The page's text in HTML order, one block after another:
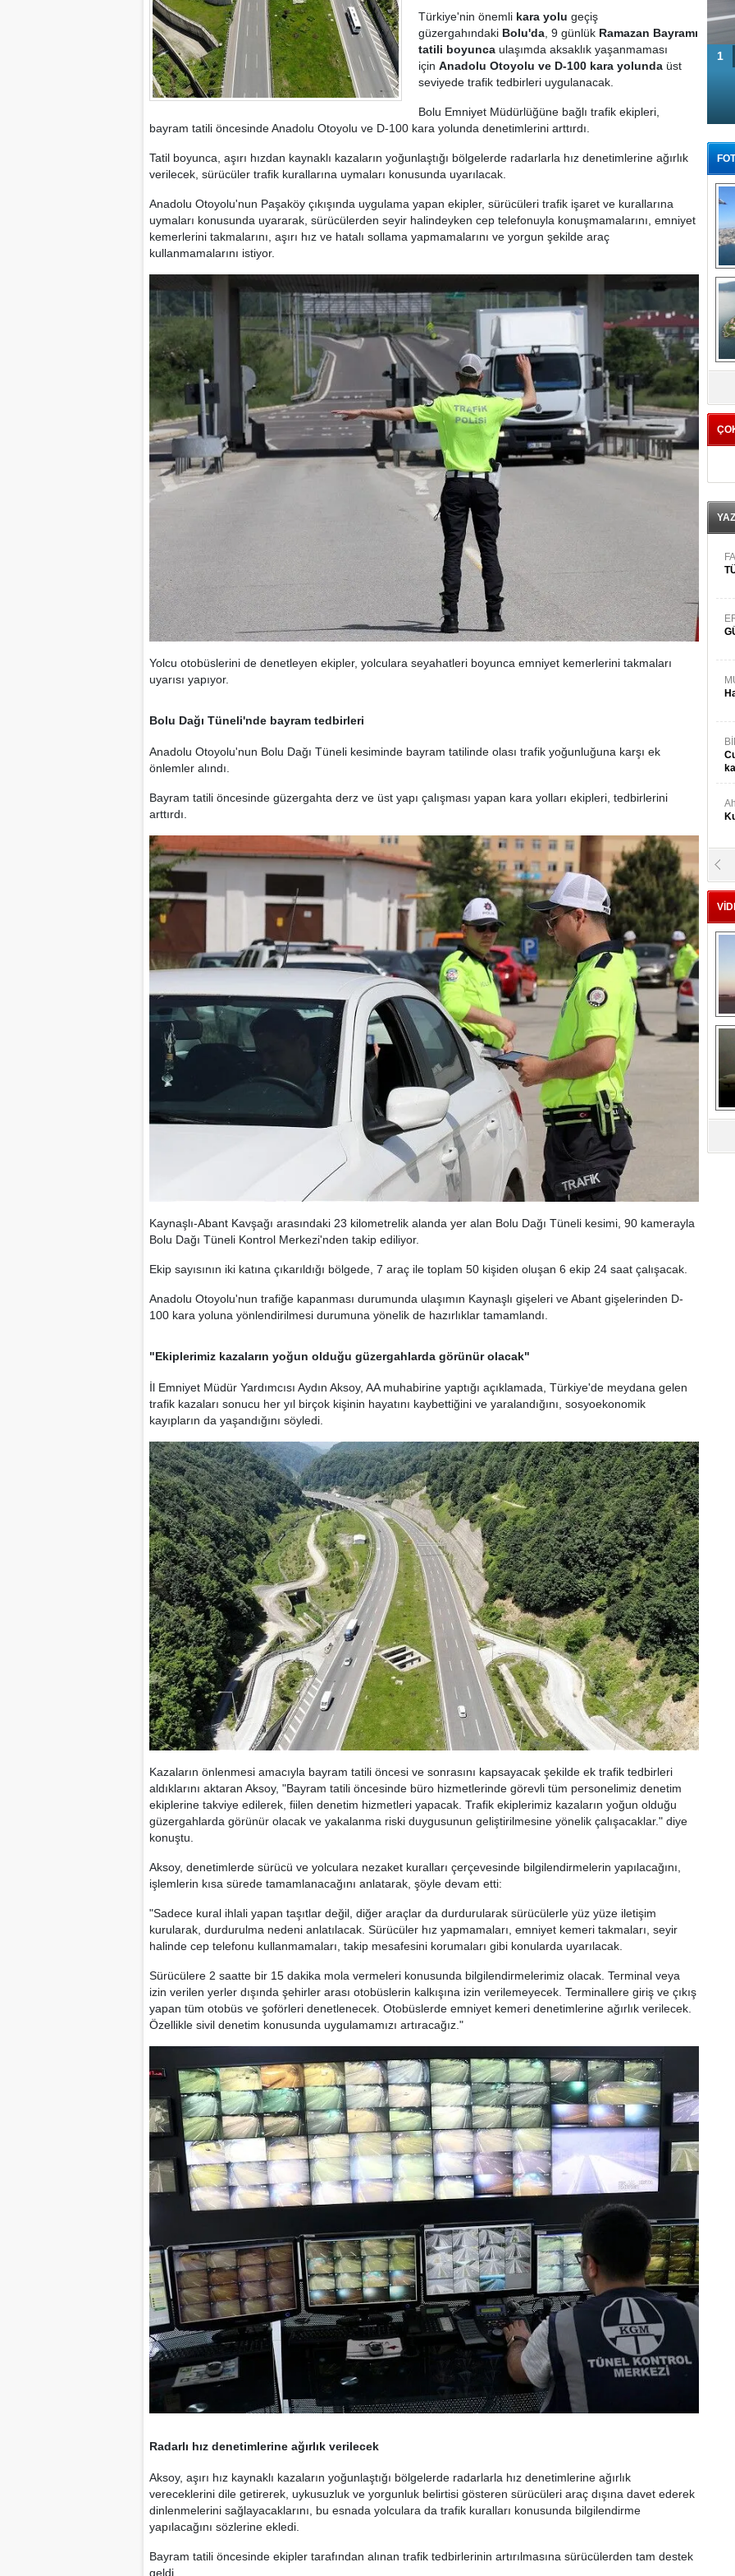
Türkiye'nin önemli kara yolu geçiş
güzergahındaki Bolu'da , 9 günlük Ramazan Bayramı
tatili boyunca ulaşımda aksaklık yaşanmaması
için Anadolu Otoyolu ve D-100 kara yolunda üst
seviyede trafik tedbirleri uygulanacak.
Bolu Emniyet Müdürlüğüne bağlı trafik ekipleri,
bayram tatili öncesinde Anadolu Otoyolu ve D-100 kara yolunda denetimlerini arttırdı.
Tatil boyunca, aşırı hızdan kaynaklı kazaların yoğunlaştığı bölgelerde radarlarla hız denetimlerine ağırlık
verilecek, sürücüler trafik kurallarına uymaları konusunda uyarılacak.
Anadolu Otoyolu'nun Paşaköy çıkışında uygulama yapan ekipler, sürücüleri trafik işaret ve kurallarına
uymaları konusunda uyararak, sürücülerden seyir halindeyken cep telefonuyla konuşmamalarını, emniyet
kemerlerini takmalarını, aşırı hız ve hatalı sollama yapmamalarını ve yorgun şekilde araç
kullanmamalarını istiyor.
Yolcu otobüslerini de denetleyen ekipler, yolculara seyahatleri boyunca emniyet kemerlerini takmaları
uyarısı yapıyor.
Bolu Dağı Tüneli'nde bayram tedbirleri
Anadolu Otoyolu'nun Bolu Dağı Tüneli kesiminde bayram tatilinde olası trafik yoğunluğuna karşı ek
önlemler alındı.
Bayram tatili öncesinde güzergahta derz ve üst yapı çalışması yapan kara yolları ekipleri, tedbirlerini
arttırdı.
Kaynaşlı-Abant Kavşağı arasındaki 23 kilometrelik alanda yer alan Bolu Dağı Tüneli kesimi, 90 kamerayla
Bolu Dağı Tüneli Kontrol Merkezi'nden takip ediliyor.
Ekip sayısının iki katına çıkarıldığı bölgede, 7 araç ile toplam 50 kişiden oluşan 6 ekip 24 saat çalışacak.
Anadolu Otoyolu'nun trafiğe kapanması durumunda ulaşımın Kaynaşlı gişeleri ve Abant gişelerinden D-
100 kara yoluna yönlendirilmesi durumuna yönelik de hazırlıklar tamamlandı.
"Ekiplerimiz kazaların yoğun olduğu güzergahlarda görünür olacak"
İl Emniyet Müdür Yardımcısı Aydın Aksoy, AA muhabirine yaptığı açıklamada, Türkiye'de meydana gelen
trafik kazaları sonucu her yıl birçok kişinin hayatını kaybettiğini ve yaralandığını, sosyoekonomik
kayıpların da yaşandığını söyledi.
Kazaların önlenmesi amacıyla bayram tatili öncesi ve sonrasını kapsayacak şekilde ek trafik tedbirleri
aldıklarını aktaran Aksoy, "Bayram tatili öncesinde büro hizmetlerinde görevli tüm personelimiz denetim
ekiplerine takviye edilerek, fiilen denetim hizmetleri yapacak. Trafik ekiplerimiz kazaların yoğun olduğu
güzergahlarda görünür olacak ve yakalanma riski duygusunun geliştirilmesine yönelik çalışacaklar." diye
konuştu.
Aksoy, denetimlerde sürücü ve yolculara nezaket kuralları çerçevesinde bilgilendirmelerin yapılacağını,
işlemlerin kısa sürede tamamlanacağını anlatarak, şöyle devam etti:
"Sadece kural ihlali yapan taşıtlar değil, diğer araçlar da durdurularak sürücülerle yüz yüze iletişim
kurularak, durdurulma nedeni anlatılacak. Sürücüler hız yapmamaları, emniyet kemeri takmaları, seyir
halinde cep telefonu kullanmamaları, takip mesafesini korumaları gibi konularda uyarılacak.
Sürücülere 2 saatte bir 15 dakika mola vermeleri konusunda bilgilendirmelerimiz olacak. Terminal veya
izin verilen yerler dışında şehirler arası otobüslerin kalkışına izin verilemeyecek. Terminallere giriş ve çıkış
yapan tüm otobüs ve şoförleri denetlenecek. Otobüslerde emniyet kemeri denetimlerine ağırlık verilecek.
Özellikle sivil denetim konusunda uygulamamızı artıracağız."
Radarlı hız denetimlerine ağırlık verilecek
Aksoy, aşırı hız kaynaklı kazaların yoğunlaştığı bölgelerde radarlarla hız denetimlerine ağırlık
vereceklerini dile getirerek, uykusuzluk ve yorgunluk belirtisi gösteren sürücüleri araç dışına davet ederek
dinlenmelerini sağlayacaklarını, bu esnada yolculara da trafik kuralları konusunda bilgilendirme
yapılacağını sözlerine ekledi.
Bayram tatili öncesinde ekipler tarafından alınan trafik tedbirlerinin artırılmasına sürücülerden tam destek
geldi.
1